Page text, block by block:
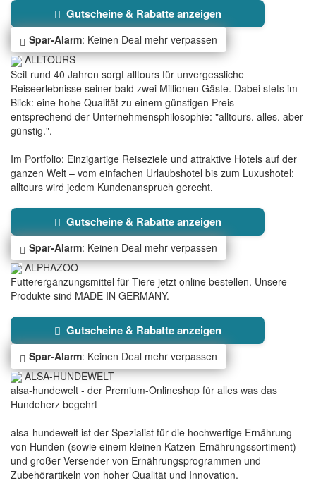
Gutscheine & Rabatte anzeigen
Spar-Alarm: Keinen Deal mehr verpassen
ALLTOURS
Seit rund 40 Jahren sorgt alltours für unvergessliche
Reiseerlebnisse seiner bald zwei Millionen Gäste. Dabei stets im
Blick: eine hohe Qualität zu einem günstigen Preis –
entsprechend der Unternehmensphilosophie: "alltours. alles. aber
günstig.".
Im Portfolio: Einzigartige Reiseziele und attraktive Hotels auf der
ganzen Welt – vom einfachen Urlaubshotel bis zum Luxushotel:
alltours wird jedem Kundenanspruch gerecht.
Gutscheine & Rabatte anzeigen
Spar-Alarm: Keinen Deal mehr verpassen
ALPHAZOO
Futterergänzungsmittel für Tiere jetzt online bestellen. Unsere
Produkte sind MADE IN GERMANY.
Gutscheine & Rabatte anzeigen
Spar-Alarm: Keinen Deal mehr verpassen
ALSA-HUNDEWELT
alsa-hundewelt - der Premium-Onlineshop für alles was das
Hundeherz begehrt
alsa-hundewelt ist der Spezialist für die hochwertige Ernährung
von Hunden (sowie einem kleinen Katzen-Ernährungssortiment)
und großer Versender von Ernährungsprogrammen und
Zubehörartikeln von hoher Qualität und Innovation.